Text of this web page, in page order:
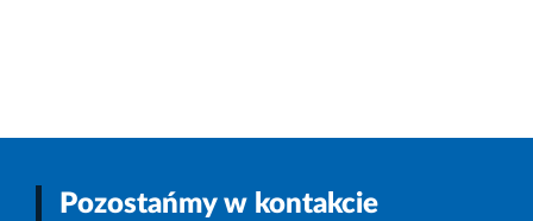
Pozostańmy w kontakcie